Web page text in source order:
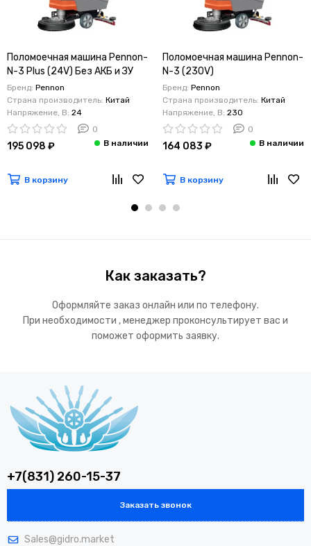
Поломоечная машина Pennon-
N-3 Plus (24V) Без АКБ и ЗУ
Бренд: Pennon
Страна производитель: Китай
Напряжение, В: 24
0
195 098 ₽
В корзину
Поломоечная машина Pennon-
N-3 (230V)
Бренд: Pennon
Страна производитель: Китай
Напряжение, В: 230
0
164 083 ₽
В корзину
Как заказать?
Оформляйте заказ онлайн или по телефону.
При необходимости , менеджер проконсультирует вас и
поможет оформить заявку.
+7(831) 260-15-37
Заказать звонок
Sales@gidro.market